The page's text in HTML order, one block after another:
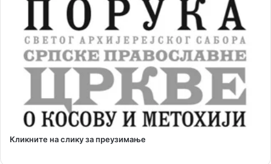
Кликните на слику за преузимање